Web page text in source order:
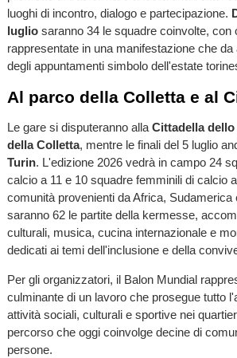
luoghi di incontro, dialogo e partecipazione.
luglio saranno 34 le squadre coinvolte, con
rappresentate in una manifestazione che
degli appuntamenti simbolo dell'estate
Al parco della Colletta e al
Le gare si disputeranno alla Cittadella
della Colletta, mentre le finali del 5 luglio
Turin. L'edizione 2026 vedrà in campo 24
calcio a 11 e 10 squadre femminili di calcio
comunità provenienti da Africa, Sudamerica
saranno 62 le partite della kermesse,
culturali, musica, cucina internazionale e
dedicati ai temi dell'inclusione e della
Per gli organizzatori, il Balon Mundial
culminante di un lavoro che prosegue tutto
attività sociali, culturali e sportive nei
percorso che oggi coinvolge decine di
persone.